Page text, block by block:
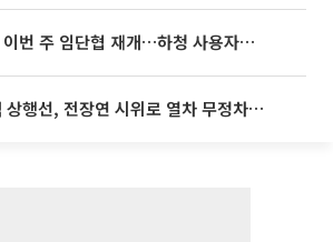
현대차·기아, 이번 주 임단협 재개…하청 사용자성 재심도 ‘변수’
1호선 용산역 상행선, 전장연 시위로 열차 무정차 운행